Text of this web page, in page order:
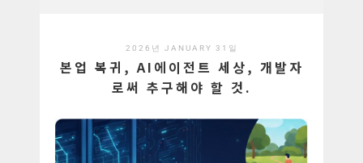
2026년 JANUARY 31일
본업 복귀, AI에이전트 세상, 개발자
로써 추구해야 할 것.